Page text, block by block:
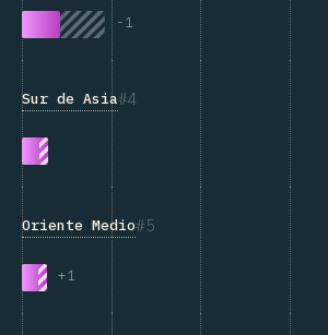
-1
4
Sur de Asia
5
Oriente Medio
+1